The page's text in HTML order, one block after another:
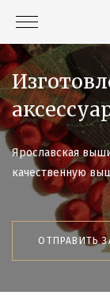
Ярославская
качественную
ОТПРАВИТЬ